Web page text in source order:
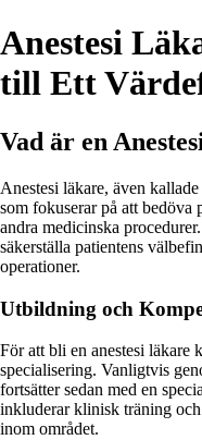
Anestesi
till Ett
Vad är en
Anestesi läkare, även
som fokuserar på att
andra medicinska
säkerställa patientens
operationer.
Utbildning och
För att bli en anestesi läkare
specialisering. Vanligtvis
fortsätter sedan med en
inkluderar klinisk träning
inom området.